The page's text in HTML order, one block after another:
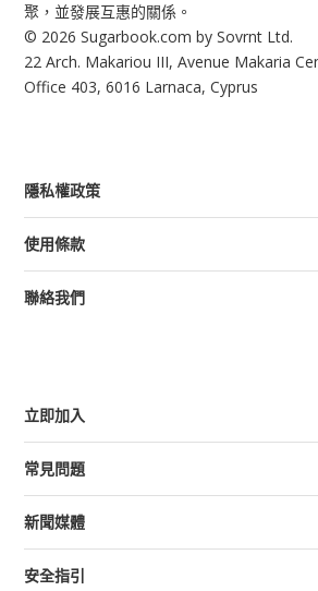
聚，並發展互惠的關係。
© 2026 Sugarbook.com by Sovrnt Ltd.
22 Arch. Makariou III, Avenue Makaria
Office 403, 6016 Larnaca, Cyprus
隱私權政策
使用條款
聯絡我們
立即加入
常見問題
新聞媒體
安全指引